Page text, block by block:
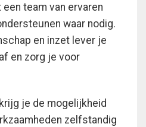
team van ervaren
waar nodig.
en inzet lever je
en zorg je voor
je de mogelijkheid
zelfstandig